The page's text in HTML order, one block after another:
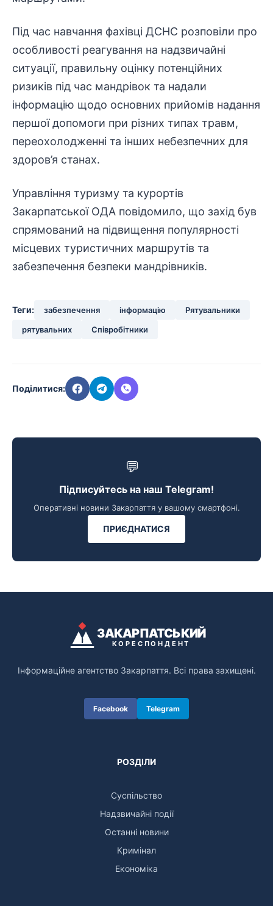
Під час навчання фахівці ДСНС розповіли про
особливості реагування на надзвичайні
ситуації, правильну оцінку потенційних
ризиків під час мандрівок та надали
інформацію щодо основних прийомів надання
першої допомоги при різних типах травм,
переохолодженні та інших небезпечних для
здоров’я станах.
Управління туризму та курортів
Закарпатської ОДА повідомило, що захід був
спрямований на підвищення популярності
місцевих туристичних маршрутів та
забезпечення безпеки мандрівників.
Теги: забезпечення інформацію
Рятувальники
рятувальних
Співробітники
Поділитися:
💬
Підписуйтесь на наш Telegram!
Оперативні новини Закарпаття у вашому смартфоні.
ПРИЄДНАТИСЯ
ЗАКАРПАТСЬКИЙ
КОРЕСПОНДЕНТ
Інформаційне агентство Закарпаття. Всі права захищені.
Facebook Telegram
РОЗДІЛИ
Суспільство
Надзвичайні події
Останні новини
Кримінал
Економіка